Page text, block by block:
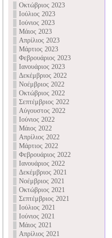
Οκτώβριος 2023
Ιούλιος 2023
Ιούνιος 2023
Μάιος 2023
Απρίλιος 2023
Μάρτιος 2023
Φεβρουάριος 2023
Ιανουάριος 2023
Δεκέμβριος 2022
Νοέμβριος 2022
Οκτώβριος 2022
Σεπτέμβριος 2022
Αύγουστος 2022
Ιούνιος 2022
Μάιος 2022
Απρίλιος 2022
Μάρτιος 2022
Φεβρουάριος 2022
Ιανουάριος 2022
Δεκέμβριος 2021
Νοέμβριος 2021
Οκτώβριος 2021
Σεπτέμβριος 2021
Ιούλιος 2021
Ιούνιος 2021
Μάιος 2021
Απρίλιος 2021